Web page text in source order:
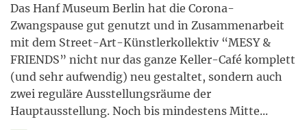
Das Hanf Museum Berlin hat die Corona-
Zwangspause gut genutzt und in Zusammenarbeit
mit dem Street-Art-Künstlerkollektiv “MESY &
FRIENDS” nicht nur das ganze Keller-Café komplett
(und sehr aufwendig) neu gestaltet, sondern auch
zwei reguläre Ausstellungsräume der
Hauptausstellung. Noch bis mindestens Mitte...